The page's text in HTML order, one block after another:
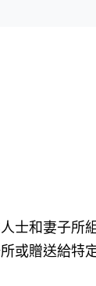
士和妻子所
或贈送給特